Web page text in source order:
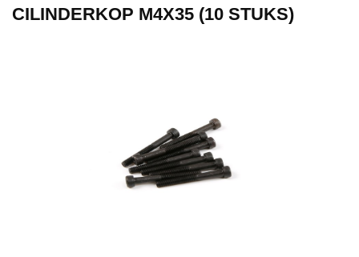
CILINDERKOP M4X35 (10 STUKS)